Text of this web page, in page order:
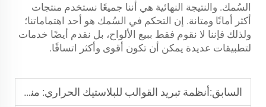
السُمك. والنتيجة النهائية هي أننا جميعًا نستخدم منتجات
أكثر أمانًا ومتانة. إن التحكم في السُمك هو أحد اهتماماتنا؛
ولذلك فإننا لا نقوم فقط ببيع الألواح، بل نقدم أيضًا خدمات
لتطبيقات عديدة يمكن أن تكون أقوى وأكثر اتساقًا.
السابق:أنظمة تبريد القوالب للبلاستيك الحراري: منع العيوب في الأجزاء المقولبة